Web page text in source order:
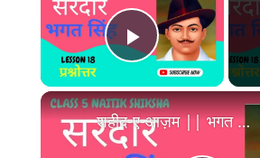
Play Video
शहीद-ए-आज़म || भगत सिंह || Shaheed Bhagat Singh || class 5 ds lesson 18 exercise